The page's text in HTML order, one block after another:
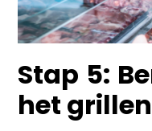
Stap 5:
het grillen